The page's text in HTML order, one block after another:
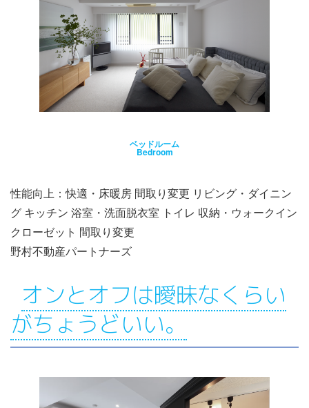
ベッドルーム
Bedroom
性能向上：快適・床暖房 間取り変更 リビング・ダイニン
グ キッチン 浴室・洗面脱衣室 トイレ 収納・ウォークイン
クローゼット 間取り変更
野村不動産パートナーズ
オンとオフは曖昧なくらい
がちょうどいい。